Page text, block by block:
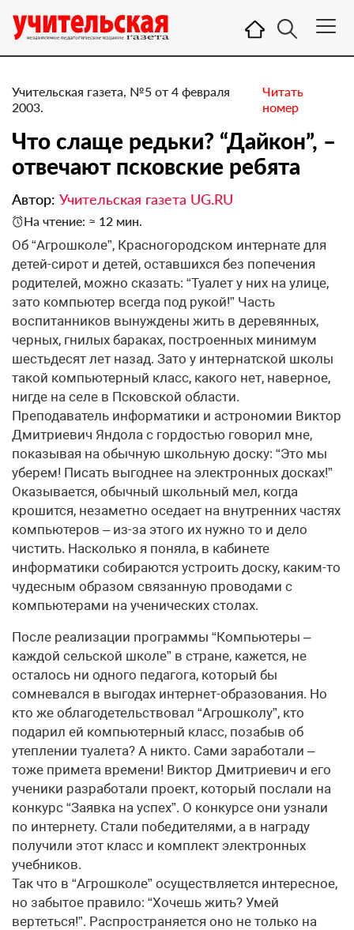
Учительская газета, №5 от 4 февраля
2003.
Читать
номер
Что слаще редьки? “Дайкон”, –
отвечают псковские ребята
Автор: Учительская газета UG.RU
На чтение: ≈ 12 мин.
Об “Агрошколе”, Красногородском интернате для
детей-сирот и детей, оставшихся без попечения
родителей, можно сказать: “Туалет у них на улице,
зато компьютер всегда под рукой!” Часть
воспитанников вынуждены жить в деревянных,
черных, гнилых бараках, построенных минимум
шестьдесят лет назад. Зато у интернатской школы
такой компьютерный класс, какого нет, наверное,
нигде на селе в Псковской области.
Преподаватель информатики и астрономии Виктор
Дмитриевич Яндола с гордостью говорил мне,
показывая на обычную школьную доску: “Это мы
уберем! Писать выгоднее на электронных досках!”
Оказывается, обычный школьный мел, когда
крошится, незаметно оседает на внутренних частях
компьютеров – из-за этого их нужно то и дело
чистить. Насколько я поняла, в кабинете
информатики собираются устроить доску, каким-то
чудесным образом связанную проводами с
компьютерами на ученических столах.
После реализации программы “Компьютеры –
каждой сельской школе” в стране, кажется, не
осталось ни одного педагога, который бы
сомневался в выгодах интернет-образования. Но
кто же облагодетельствовал “Агрошколу”, кто
подарил ей компьютерный класс, позабыв об
утеплении туалета? А никто. Сами заработали –
тоже примета времени! Виктор Дмитриевич и его
ученики разработали проект, который послали на
конкурс “Заявка на успех”. О конкурсе они узнали
по интернету. Стали победителями, а в награду
получили этот класс и комплект электронных
учебников.
Так что в “Агрошколе” осуществляется интересное,
но забытое правило: “Хочешь жить? Умей
вертеться!”. Распространяется оно не только на